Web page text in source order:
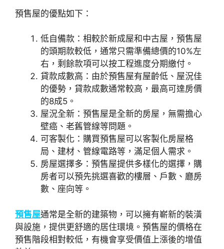
預售屋的優點如下：
低自備款：相較於新成屋和中古屋，預售屋
的頭期款較低，通常只需準備總價的10%左
右，剩餘款項可以按工程進度分期繳付。
貸款成數高：由於預售屋有屋齡低、屋況佳
的優勢，貸款成數通常較高，最高可達房價
的8成5。
屋況全新：預售屋是全新的房屋，無需擔心
壁癌、老舊管線等問題。
可客製化：購買預售屋可以客製化房屋格
局、建材、管線電路等，滿足個人需求。
房屋選擇多：預售屋提供多樣化的選擇，購
房者可以預先挑選喜歡的樓層、戶數、廳房
數、座向等。
預售屋通常是全新的建築物，可以擁有嶄新的裝潢
與設施，提供更舒適的居住環境。預售屋的價格在
預售階段相對較低，有機會享受價值上漲後的增值